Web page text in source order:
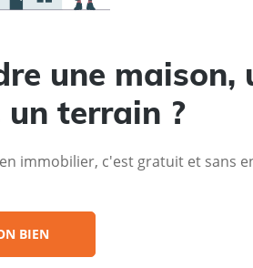
une maison,
terrain ?
immobilier, c'est gratuit et sans
BIEN